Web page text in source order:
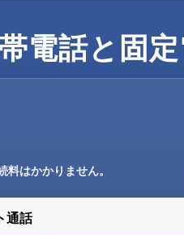
電話と固
はかかりません。
通話